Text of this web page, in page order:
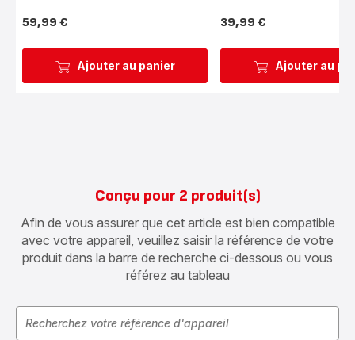
Ajouter au panier
Prix
59,99 €
Ajouter au
Prix
39,99 €
Conçu pour 2 produit(s)
Afin de vous assurer que cet article est bien compatible
avec votre appareil, veuillez saisir la référence de votre
produit dans la barre de recherche ci-dessous ou vous
référez au tableau